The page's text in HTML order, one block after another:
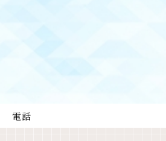
電話